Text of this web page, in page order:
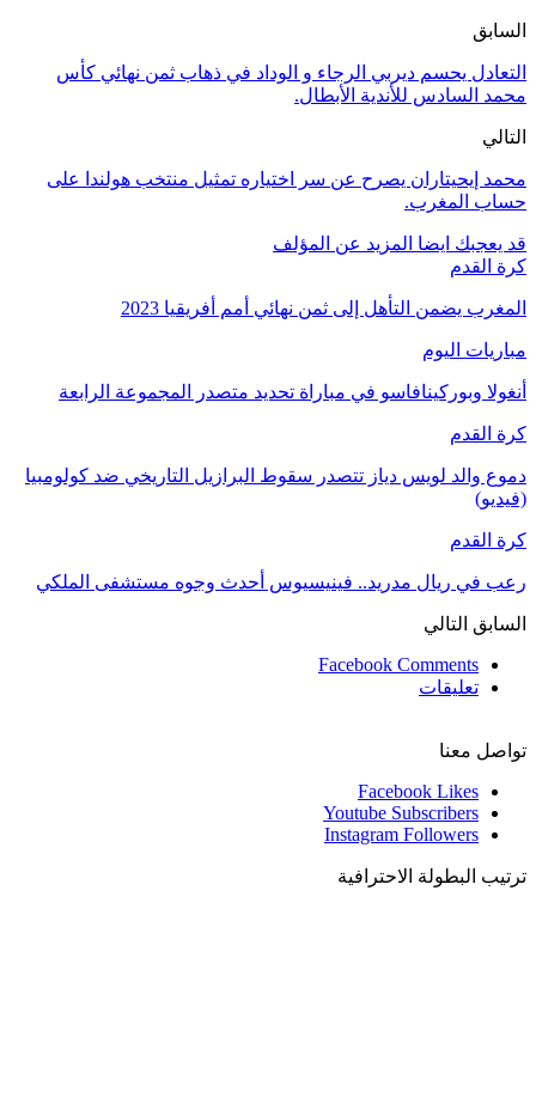
السابق
التعادل يحسم ديربي الرجاء و الوداد في ذهاب ثمن نهائي كأس
محمد السادس للأندية الأبطال.
التالي
محمد إيحيتاران يصرح عن سر اختياره تمثيل منتخب هولندا على
حساب المغرب.
قد يعجبك ايضا المزيد عن المؤلف
كرة القدم
المغرب يضمن التأهل إلى ثمن نهائي أمم أفريقيا 2023
مباريات اليوم
أنغولا وبوركينافاسو في مباراة تحديد متصدر المجموعة الرابعة
كرة القدم
دموع والد لويس دياز تتصدر سقوط البرازيل التاريخي ضد كولومبيا
(فيديو)
كرة القدم
رعب في ريال مدريد.. فينيسيوس أحدث وجوه مستشفى الملكي
السابقالتالي
Facebook Comments
تعليقات
تواصل معنا
Facebook Likes
Youtube Subscribers
Instagram Followers
ترتيب البطولة الاحترافية